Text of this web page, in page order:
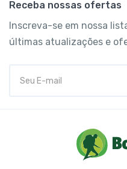
Receba nossas ofertas
Inscreva-se em nossa
últimas atualizações e